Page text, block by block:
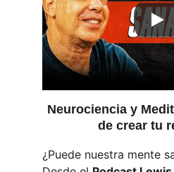
Neurociencia y
de crear tu
¿Puede nuestra mente